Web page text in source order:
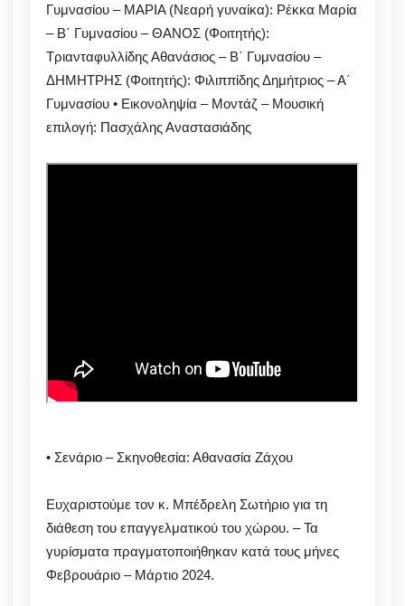
Γυμνασίου – ΜΑΡΙΑ (Νεαρή γυναίκα): Ρέκκα Μαρία
– Β΄ Γυμνασίου – ΘΑΝΟΣ (Φοιτητής):
Τριανταφυλλίδης Αθανάσιος – Β΄ Γυμνασίου –
ΔΗΜΗΤΡΗΣ (Φοιτητής): Φιλιππίδης Δημήτριος – Α΄
Γυμνασίου • Εικονοληψία – Μοντάζ – Μουσική
επιλογή: Πασχάλης Αναστασιάδης
• Σενάριο – Σκηνοθεσία: Αθανασία Ζάχου
Ευχαριστούμε τον κ. Μπέδρελη Σωτήριο για τη
διάθεση του επαγγελματικού του χώρου. – Τα
γυρίσματα πραγματοποιήθηκαν κατά τους μήνες
Φεβρουάριο – Μάρτιο 2024.